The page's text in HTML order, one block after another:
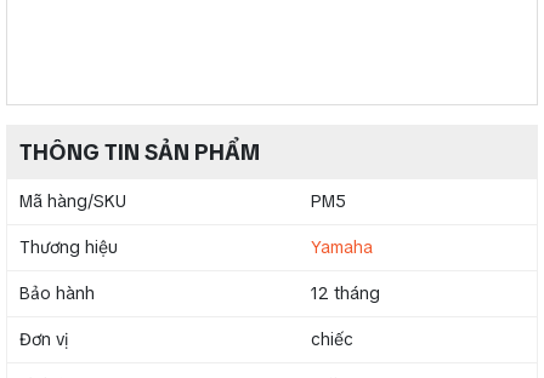
THÔNG TIN SẢN PHẨM
Mã hàng/SKU PM5
Thương hiệu Yamaha
Bảo hành 12 tháng
Đơn vị chiếc